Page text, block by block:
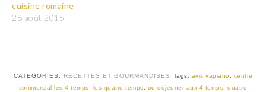
cuisine romaine
28 août 2015
CATEGORIES: RECETTES ET GOURMANDISES Tags: avis vapiano
centre
commercial les 4 temps
les quatre temps ou déjeuner aux 4 temps ,quatre